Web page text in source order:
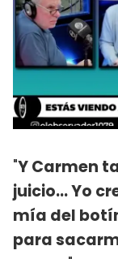
"Y Carmen
juicio... Yo
mía del
para